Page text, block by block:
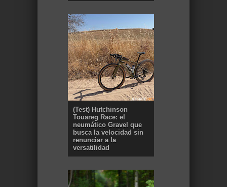
(Test) Hutchinson
Touareg Race: el
neumático Gravel que
busca la velocidad sin
renunciar a la
versatilidad